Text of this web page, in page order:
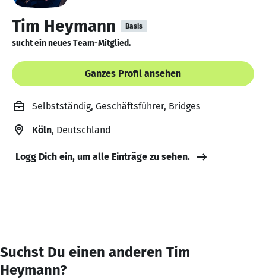
Tim Heymann Basis
sucht ein neues Team-Mitglied.
Ganzes Profil ansehen
Selbstständig, Geschäftsführer, Bridges
Köln, Deutschland
Logg Dich ein, um alle Einträge zu sehen.
Suchst Du einen anderen Tim
Heymann?